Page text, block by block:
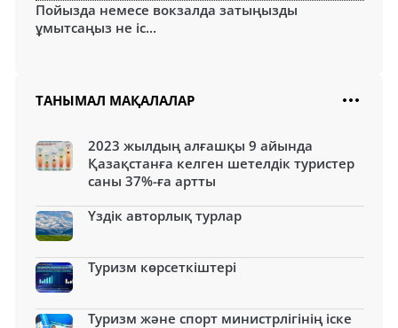
Пойызда немесе вокзалда затыңызды
ұмытсаңыз не іс...
ТАНЫМАЛ МАҚАЛАЛАР
2023 жылдың алғашқы 9 айында
Қазақстанға келген шетелдік туристер
саны 37%-ға артты
Үздік авторлық турлар
Туризм көрсеткіштері
Туризм және спорт министрлігінің іске